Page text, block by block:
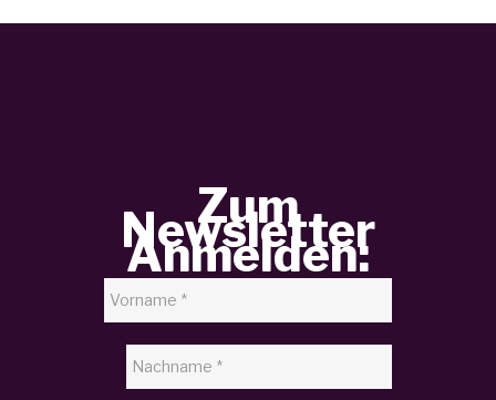
Zum
Newsletter
Anmelden: